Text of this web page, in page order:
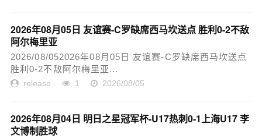
2026年08月05日 友谊赛-C罗缺席西马坎送点 胜利0-2不敌
阿尔梅里亚
2026/08/052026年08月05日 友谊赛-C罗缺席西马坎送点
胜利0-2不敌阿尔梅里亚...
release 1 2026/08/05
2026年08月04日 明日之星冠军杯-U17热刺0-1上海U17 李
文博制胜球